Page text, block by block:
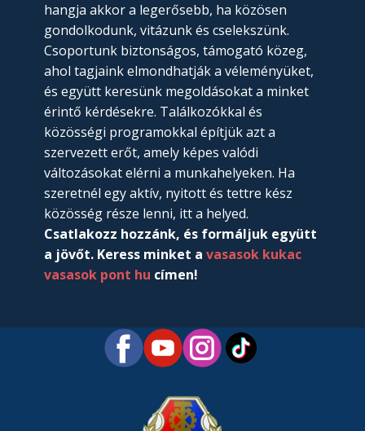
hangja akkor a legerősebb, ha közösen
gondolkodunk, vitázunk és cselekszünk.
Csoportunk biztonságos, támogató közeg,
ahol tagjaink elmondhatják a véleményüket,
és együtt keresünk megoldásokat a minket
érintő kérdésekre. Találkozókkal és
közösségi programokkal építjük azt a
szervezett erőt, amely képes valódi
változásokat elérni a munkahelyeken. Ha
szeretnél egy aktív, nyitott és tettre kész
közösség része lenni, itt a helyed.
Csatlakozz hozzánk, és formáljuk együtt
a jövőt. Keress minket a vasasok kukac
vasasok pont hu címen!